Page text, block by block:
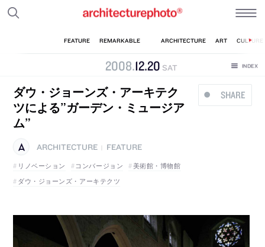
2008.12.20 SAT
SHARE
ダウ・ジョーンズ・アーキテク
ツによる”ガーデン・ミュージア
ム”
ARCHITECTURE
FEATURE
リノベーション
コンバージョン
美術館・博物館
ダウ・ジョーンズ・アーキテクツ